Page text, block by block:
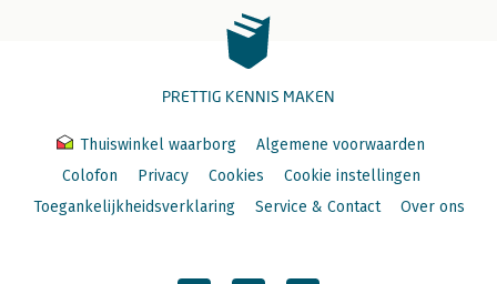
PRETTIG KENNIS MAKEN
Thuiswinkel waarborg
Algemene voorwaarden
Colofon
Privacy Cookies
Cookie instellingen
Toegankelijkheidsverklaring
Service & Contact Over ons